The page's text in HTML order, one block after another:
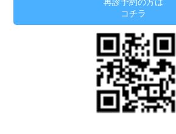
再診予約の方は
コチラ